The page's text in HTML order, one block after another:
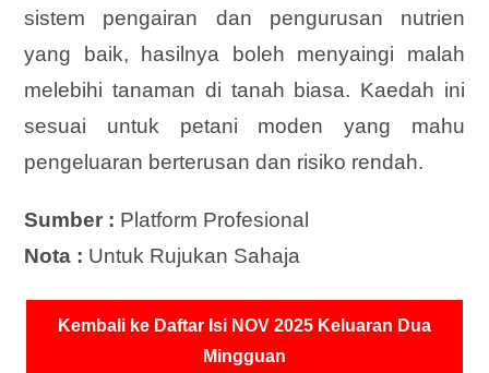
sistem pengairan dan pengurusan nutrien
yang baik, hasilnya boleh menyaingi malah
melebihi tanaman di tanah biasa. Kaedah ini
sesuai untuk petani moden yang mahu
pengeluaran berterusan dan risiko rendah.
Sumber : Platform Profesional
Nota : Untuk Rujukan Sahaja
Kembali ke Daftar Isi NOV 2025 Keluaran Dua
Mingguan